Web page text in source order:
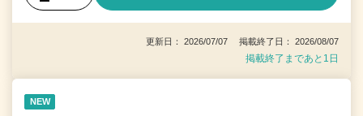
更新日： 2026/07/07 掲載終了日： 2026/08/07
掲載終了まであと1日
NEW